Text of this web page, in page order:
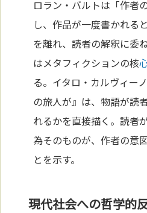
ロラン・バルトは「作者
し、作品が一度書かれる
を離れ、読者の解釈に委
はメタフィクションの核
る。イタロ・カルヴィー
の旅人が』は、物語が読
れるかを直接描く。読者
為そのものが、作者の意
とを示す。
現代社会への哲学的